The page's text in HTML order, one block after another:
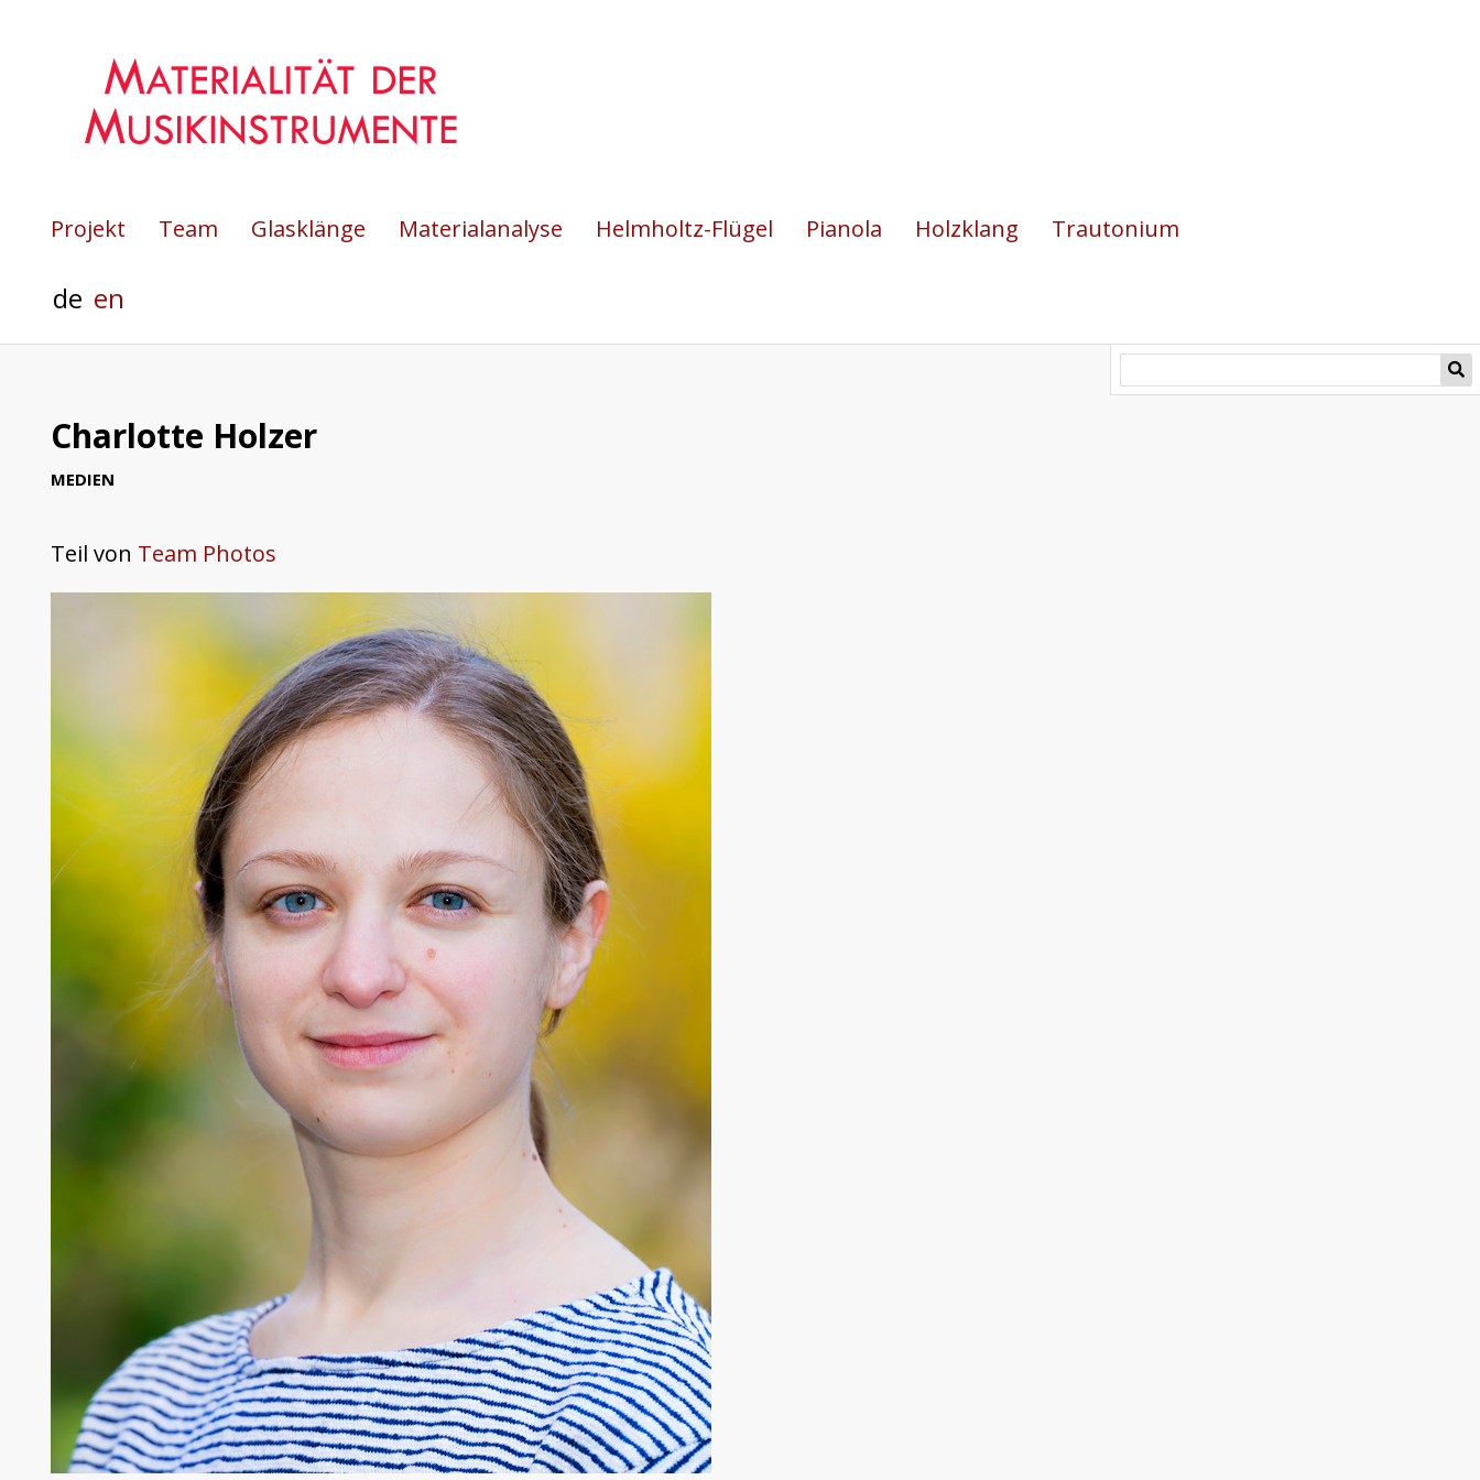
Projekt Team Glasklänge Materialanalyse Helmholtz-Flügel Pianola Holzklang Trautonium
de en
Charlotte Holzer
MEDIEN
Teil von Team Photos